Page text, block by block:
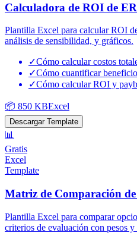
Calculadora de ROI de
Plantilla Excel para calcular ROI
análisis de sensibilidad, y gráficos.
✓Cómo calcular costos
✓Cómo cuantificar
✓Cómo calcular ROI y
📦 850 KBExcel
Descargar Template
📊
Gratis
Excel
Template
Matriz de Comparación
Plantilla Excel para comparar
criterios de evaluación con pesos y